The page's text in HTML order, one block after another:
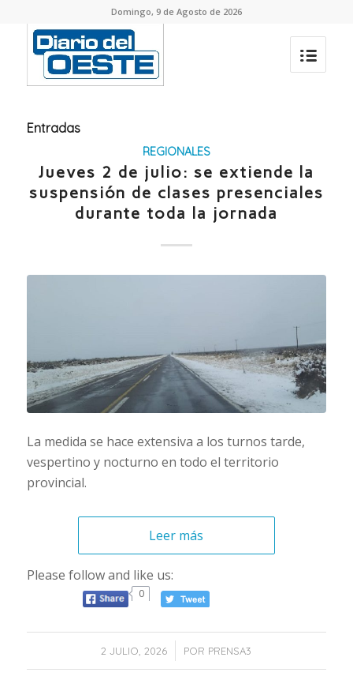
Domingo, 9 de Agosto de 2026
Entradas
REGIONALES
Jueves 2 de julio: se extiende la
suspensión de clases presenciales
durante toda la jornada
La medida se hace extensiva a los turnos tarde,
vespertino y nocturno en todo el territorio
provincial.
Leer más
Please follow and like us:
0
2 JULIO, 2026
/ POR PRENSA3